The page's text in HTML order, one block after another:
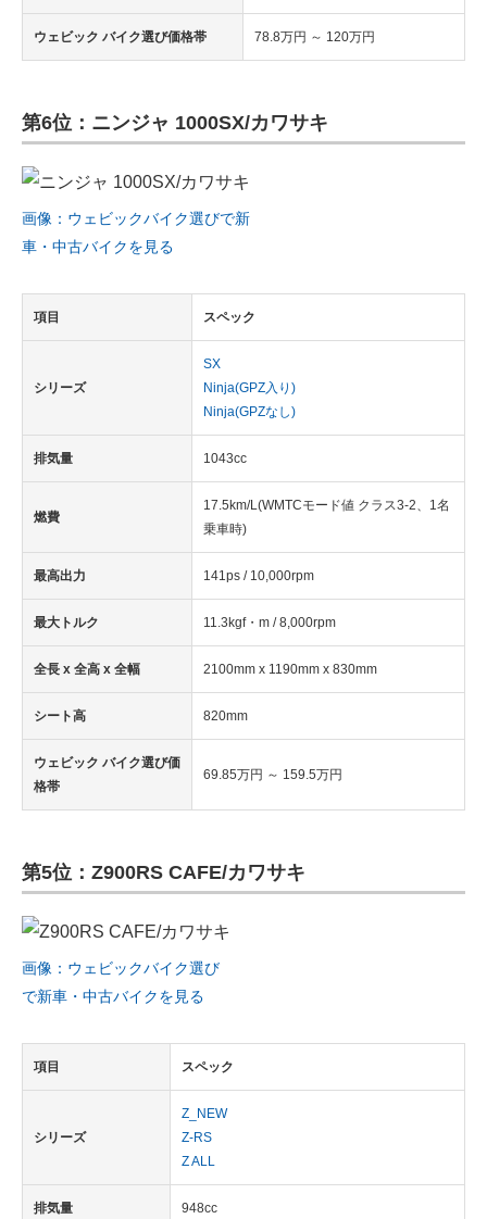
ウェビック バイク選び価格帯 78.8万円 ～ 120万円
第6位：ニンジャ 1000SX/カワサキ
画像：ウェビックバイク選びで新
車・中古バイクを見る
項目 スペック
シリーズ
SX
Ninja(GPZ入り)
Ninja(GPZなし)
排気量 1043cc
燃費
17.5km/L(WMTCモード値 クラス3-2、1名
乗車時)
最高出力 141ps / 10,000rpm
最大トルク 11.3kgf・m / 8,000rpm
全長 x 全高 x 全幅 2100mm x 1190mm x 830mm
シート高 820mm
ウェビック バイク選び価
格帯
69.85万円 ～ 159.5万円
第5位：Z900RS CAFE/カワサキ
画像：ウェビックバイク選び
で新車・中古バイクを見る
項目 スペック
シリーズ
Z_NEW
Z-RS
Z ALL
排気量 948cc